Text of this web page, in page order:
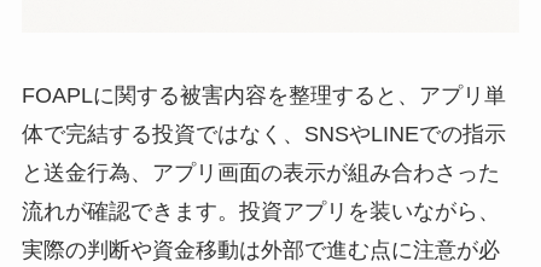
FOAPLに関する被害内容を整理すると、アプリ単
体で完結する投資ではなく、SNSやLINEでの指示
と送金行為、アプリ画面の表示が組み合わさった
流れが確認できます。投資アプリを装いながら、
実際の判断や資金移動は外部で進む点に注意が必